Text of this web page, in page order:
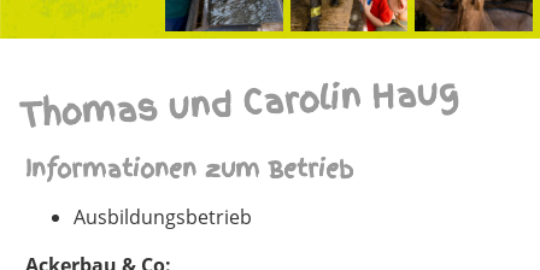
Thomas und Carolin Haug
Informationen zum Betrieb
Ausbildungsbetrieb